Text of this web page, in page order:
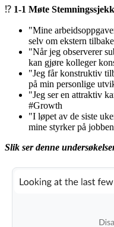
⁉️ 1-1 Møte
"Mine
selv om ekstern
"Når jeg observerer
kan gjøre kolleger
"Jeg får konstruktiv
på min personlige
"Jeg ser en attraktiv
#Growth
"I løpet av de siste
mine styrkerpå
Slik ser denne